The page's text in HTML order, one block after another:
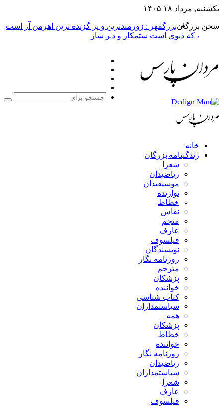
یکشنبه, مرداد ۱۸ ۱۴۰۵
سخن بزرگانبزرگمهر : زورمندترین و پر گزنده ترین اهرمن آز است
، که دیوی است ستمکار و دیر ساز
خانه
زندگینامه بزرگان
شعرا
ریاضیدان
موسیقیدان
نوازنده
خطاط
نقاش
منجم
عارف
فیلسوف
نویسندگان
روزنامه نگار
مترجم
پزشکان
خواننده
کتاب شناسی
سیاستمداران
همه
پزشکان
خطاط
خواننده
روزنامه نگار
ریاضیدان
سیاستمداران
شعرا
عارف
فیلسوف